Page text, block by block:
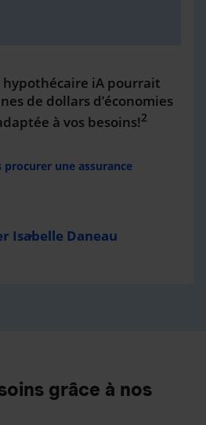
hypothécaire iA pourrait
de dollars d’économies
à vos besoins!2
procurer une assurance
Isabelle Daneau
grâce à nos